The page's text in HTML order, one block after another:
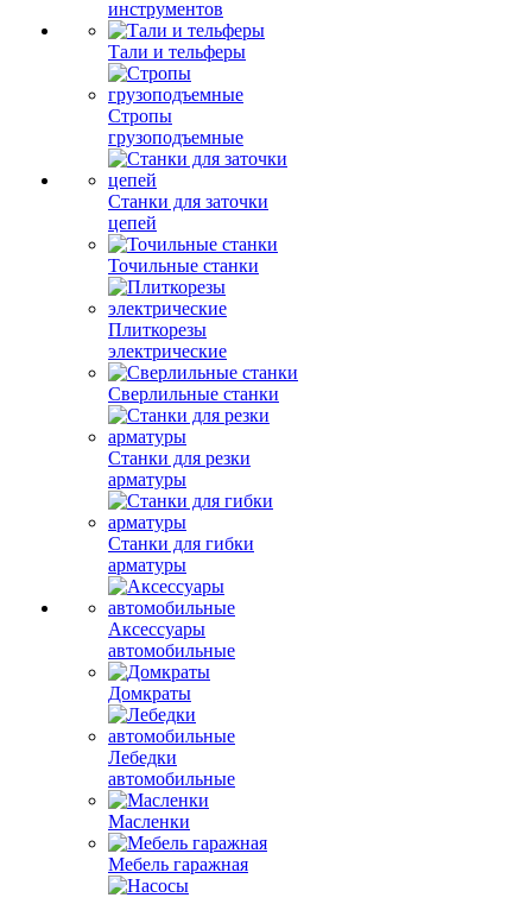
инструментов
Тали и тельферы
Стропы
грузоподъемные
Станки для заточки
цепей
Точильные станки
Плиткорезы
электрические
Сверлильные станки
Станки для резки
арматуры
Станки для гибки
арматуры
Аксессуары
автомобильные
Домкраты
Лебедки
автомобильные
Масленки
Мебель гаражная